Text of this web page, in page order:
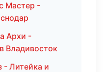
Мастер -
Архи -
Владивосток
Литейка и